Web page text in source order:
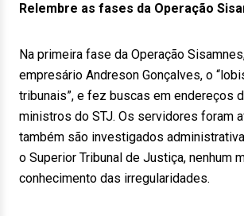
Relembre as fases da Operação
Na primeira fase da Operação
empresário Andreson Gonçalves, o
tribunais”, e fez buscas em endereços
ministros do STJ. Os servidores foram
também são investigados
o Superior Tribunal de Justiça, nenhum
conhecimento das irregularidades.